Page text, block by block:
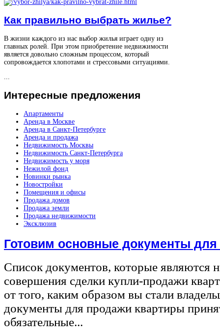
Как правильно выбрать жилье?
В жизни каждого из нас выбор жилья играет одну из
главных ролей. При этом приобретение недвижимости
является довольно сложным процессом, который
сопровождается хлопотами и стрессовыми ситуациями.
Интересные предложения
Апартаменты
Аренда в Москве
Аренда в Санкт-Петербурге
Аренда и продажа
Недвижимость Москвы
Недвижимость Санкт-Петербурга
Недвижимость у моря
Нежилой фонд
Новинки рынка
Новостройки
Помещения и офисы
Продажа домов
Продажа земли
Продажа недвижимости
Эксклюзив
Готовим основные документы
Список документов, которые являются
совершения сделки купли-продажи
от того, каким образом вы стали
документы для продажи квартиры
обязательные...